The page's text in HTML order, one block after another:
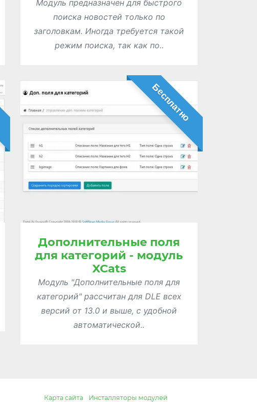
Модуль предназначен для быстрого
поиска новостей только по
заголовкам. Иногда требуется такой
режим поиска, так как по..
Бесплатно
Дополнительные поля
для категорий - модуль
XCats
Модуль "Дополнительные поля для
категорий" рассчитан для DLE всех
версий от 13.0 и выше, с удобной
автоматической..
Карта сайта Инсталляторы модулей